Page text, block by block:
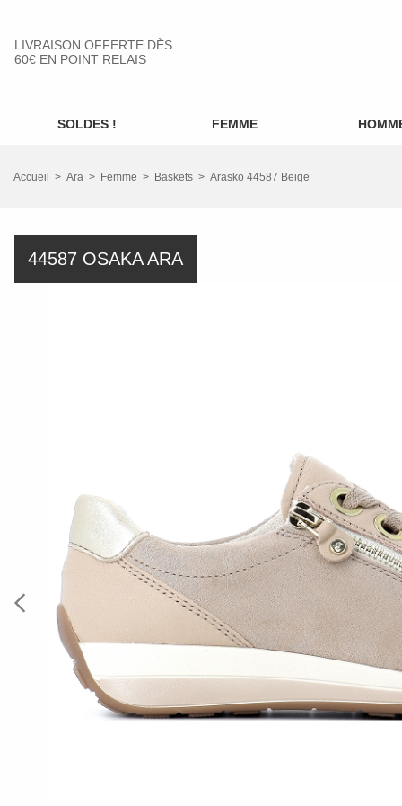
LIVRAISON OFFERTE DÈS
60€ EN POINT RELAIS
SOLDES ! FEMME
Accueil Ara Femme Baskets Arasko 44587 Beige
44587 OSAKA ARA
Previous